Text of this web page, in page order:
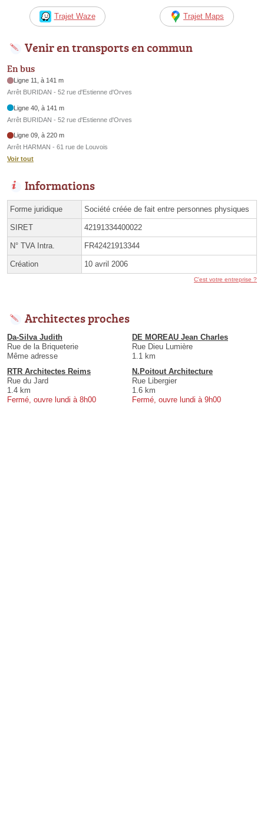
Trajet Waze Trajet Maps
Venir en transports en commun
En bus
Ligne 11, à 141 m
Arrêt BURIDAN - 52 rue d'Estienne d'Orves
Ligne 40, à 141 m
Arrêt BURIDAN - 52 rue d'Estienne d'Orves
Ligne 09, à 220 m
Arrêt HARMAN - 61 rue de Louvois
Voir tout
Informations
Forme juridique Société créée de fait entre personnes physiques
SIRET 42191334400022
N° TVA Intra. FR42421913344
Création 10 avril 2006
C'est votre entreprise ?
Architectes proches
Da-Silva Judith
Rue de la Briqueterie
Même adresse
DE MOREAU Jean Charles
Rue Dieu Lumière
1.1 km
RTR Architectes Reims
Rue du Jard
1.4 km
Fermé, ouvre lundi à 8h00
N.Poitout Architecture
Rue Libergier
1.6 km
Fermé, ouvre lundi à 9h00